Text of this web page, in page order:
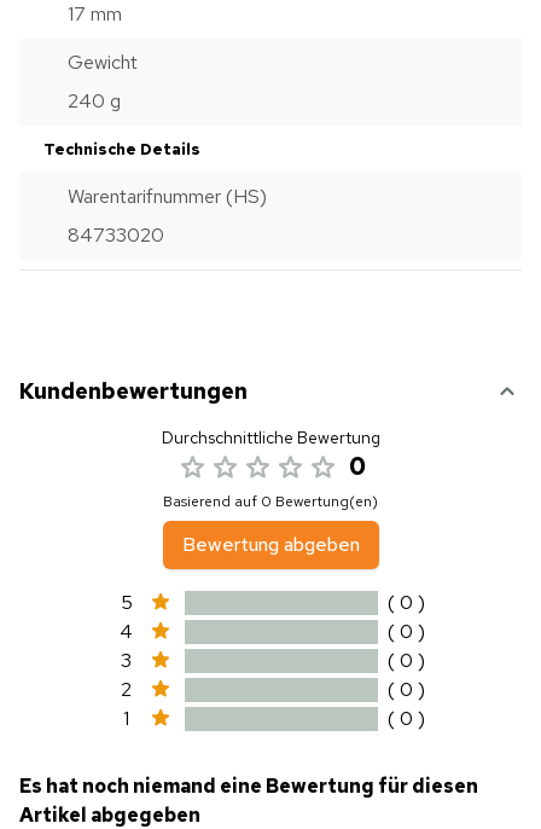
17 mm
Gewicht
240 g
Technische Details
Warentarifnummer (HS)
84733020
Kundenbewertungen
Durchschnittliche Bewertung
0
Basierend auf 0 Bewertung(en)
Bewertung abgeben
5
( 0 )
4
( 0 )
3
( 0 )
2
( 0 )
1
( 0 )
Es hat noch niemand eine Bewertung für diesen
Artikel abgegeben